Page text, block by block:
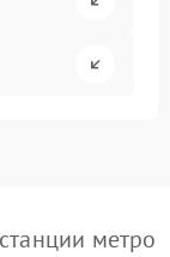
метро